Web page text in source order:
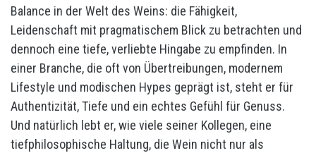
Balance in der Welt des Weins: die Fähigkeit,
Leidenschaft mit pragmatischem Blick zu betrachten und
dennoch eine tiefe, verliebte Hingabe zu empfinden. In
einer Branche, die oft von Übertreibungen, modernem
Lifestyle und modischen Hypes geprägt ist, steht er für
Authentizität, Tiefe und ein echtes Gefühl für Genuss.
Und natürlich lebt er, wie viele seiner Kollegen, eine
tiefphilosophische Haltung, die Wein nicht nur als